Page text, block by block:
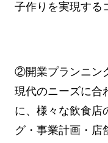
子作りを実現する
②開業プランニン
現代のニーズに合
に、様々な飲食店
グ・事業計画・店